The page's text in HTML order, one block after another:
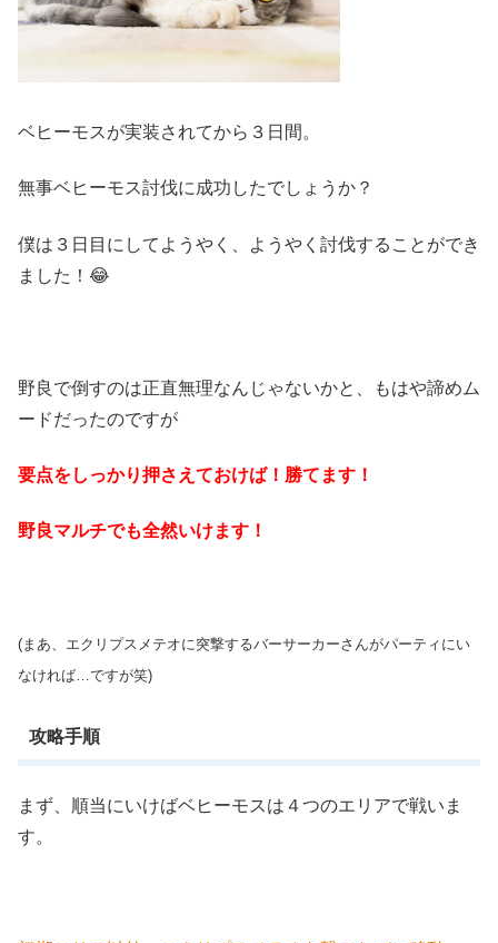
ベヒーモスが実装されてから３日間。
無事ベヒーモス討伐に成功したでしょうか？
僕は３日目にしてようやく、ようやく討伐することができ
ました！😂
野良で倒すのは正直無理なんじゃないかと、もはや諦めム
ードだったのですが
要点をしっかり押さえておけば！勝てます！
野良マルチでも全然いけます！
(まあ、エクリプスメテオに突撃するバーサーカーさんがパーティにい
なければ…ですが笑)
攻略手順
まず、順当にいけばベヒーモスは４つのエリアで戦いま
す。